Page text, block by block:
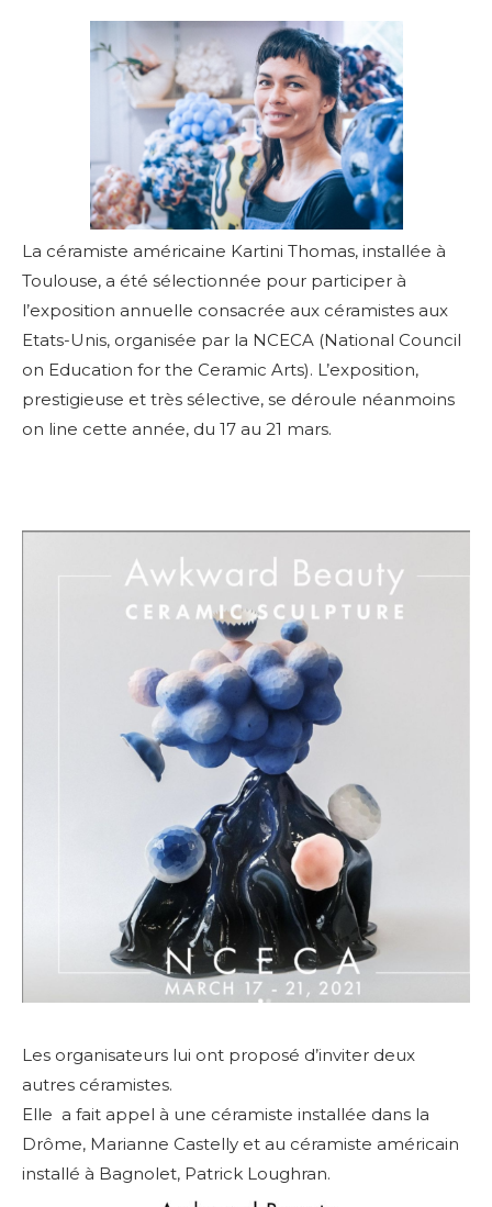
La céramiste américaine Kartini Thomas, installée à
Toulouse, a été sélectionnée pour participer à
l’exposition annuelle consacrée aux céramistes aux
Etats-Unis, organisée par la NCECA (National Council
on Education for the Ceramic Arts). L’exposition,
prestigieuse et très sélective, se déroule néanmoins
on line cette année, du 17 au 21 mars.
Les organisateurs lui ont proposé d’inviter deux
autres céramistes.
Elle a fait appel à une céramiste installée dans la
Drôme, Marianne Castelly et au céramiste américain
installé à Bagnolet, Patrick Loughran.